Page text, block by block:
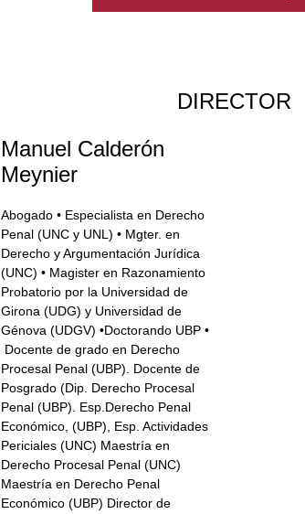
DIRECTOR
Manuel Calderón
Meynier
Abogado • Especialista en Derecho
Penal (UNC y UNL) • Mgter. en
Derecho y Argumentación Jurídica
(UNC) • Magister en Razonamiento
Probatorio por la Universidad de
Girona (UDG) y Universidad de
Génova (UDGV) •Doctorando UBP •
Docente de grado en Derecho
Procesal Penal (UBP). Docente de
Posgrado (Dip. Derecho Procesal
Penal (UBP). Esp.Derecho Penal
Económico, (UBP), Esp. Actividades
Periciales (UNC) Maestría en
Derecho Procesal Penal (UNC)
Maestría en Derecho Penal
Económico (UBP) Director de